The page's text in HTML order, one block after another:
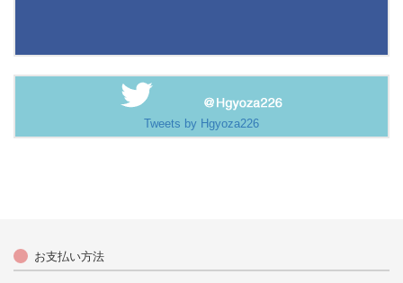
Tweets by Hgyoza226
お支払い方法